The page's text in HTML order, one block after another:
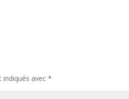
indiqués avec*